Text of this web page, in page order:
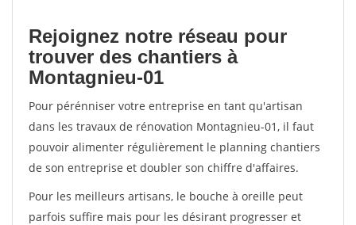
Rejoignez notre réseau pour
trouver des chantiers à
Montagnieu-01
Pour pérénniser votre entreprise en tant qu'artisan
dans les travaux de rénovation Montagnieu-01, il faut
pouvoir alimenter régulièrement le planning chantiers
de son entreprise et doubler son chiffre d'affaires.
Pour les meilleurs artisans, le bouche à oreille peut
parfois suffire mais pour les désirant progresser et